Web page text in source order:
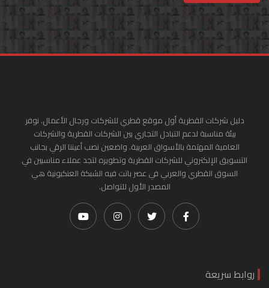
دليل شركات القطرية أول موقع قطري للشركات ورجال الأعمال. نوفر
بيئة مناسبة لدعم التبادل التجاري بين الشركات القطرية والشركات
العامية المهتمة بالأسواق العربية. واضعين نصب أعيننا الرقي بجانب
التسويق الإلكتروني للشركات القطرية وتطويره لتجد عملاء مناسبين في
السوق القطري والعربي في عصر باتت فيه الشبكة العنكبونية هي
المصدر الأول للتواصل.
روابط سريعة